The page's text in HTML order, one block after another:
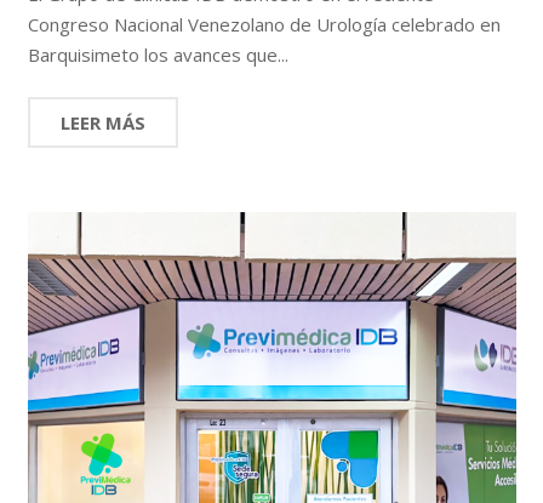
Congreso Nacional Venezolano de Urología celebrado en
Barquisimeto los avances que...
LEER MÁS